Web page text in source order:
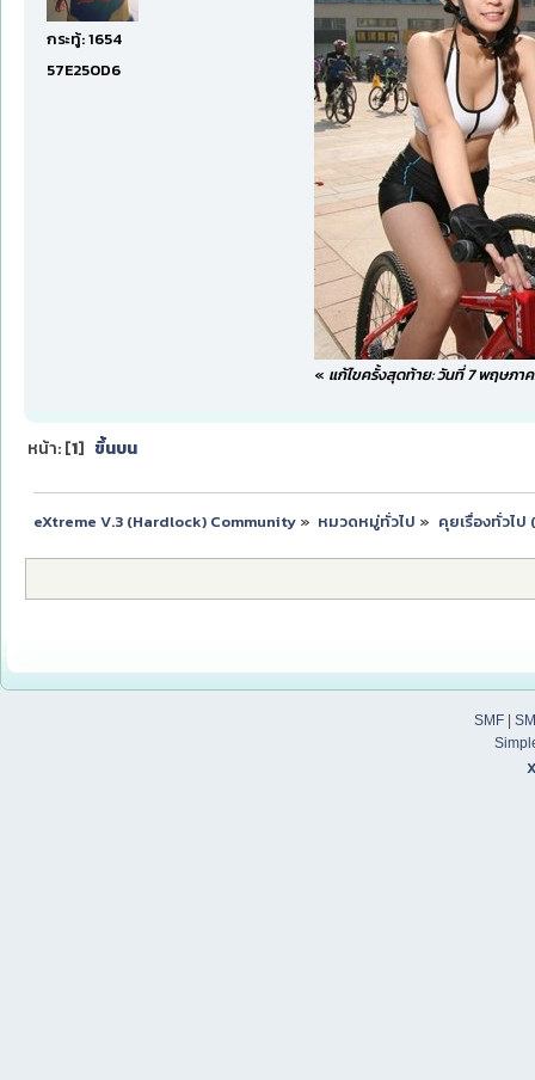
กระทู้: 1654
57E250D6
« แก้ไขครั้งสุดท้าย: วันที่ 7 พฤษภา
หน้า: [1] ขึ้นบน
eXtreme V.3 (Hardlock) Community» หมวดหมู่ทั่วไป » คุยเรื่องทั่วไป
SMF|